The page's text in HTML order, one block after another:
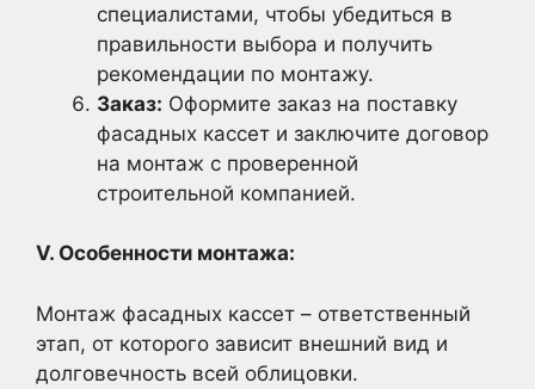
специалистами, чтобы убедиться в
правильности выбора и получить
рекомендации по монтажу.
Заказ: Оформите заказ на поставку
фасадных кассет и заключите договор
на монтаж с проверенной
строительной компанией.
V. Особенности монтажа:
Монтаж фасадных кассет – ответственный
этап, от которого зависит внешний вид и
долговечность всей облицовки.